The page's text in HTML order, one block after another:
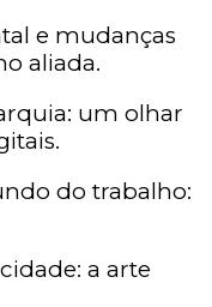
e mudanças
aliada.
um olhar
do trabalho:
a arte